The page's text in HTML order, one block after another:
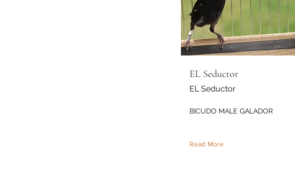
EL Seductor
EL Seductor
BICUDO MALE GALADOR
Read More